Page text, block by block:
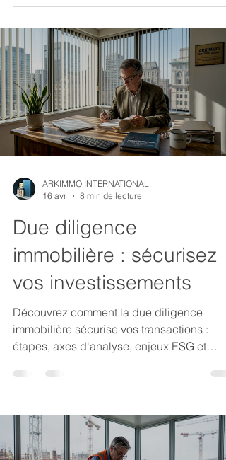
ARKIMMO INTERNATIONAL
16 avr.
8 min de lecture
Due diligence
immobilière : sécurisez
vos investissements
Découvrez comment la due diligence
immobilière sécurise vos transactions :
étapes, axes d'analyse, enjeux ESG et
fiables.